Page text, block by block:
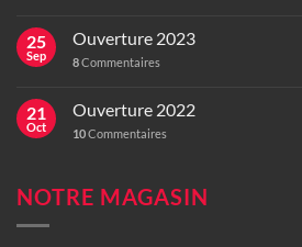
25
Sep
Ouverture 2023
8Commentaires
21
Oct
Ouverture 2022
10Commentaires
NOTRE MAGASIN